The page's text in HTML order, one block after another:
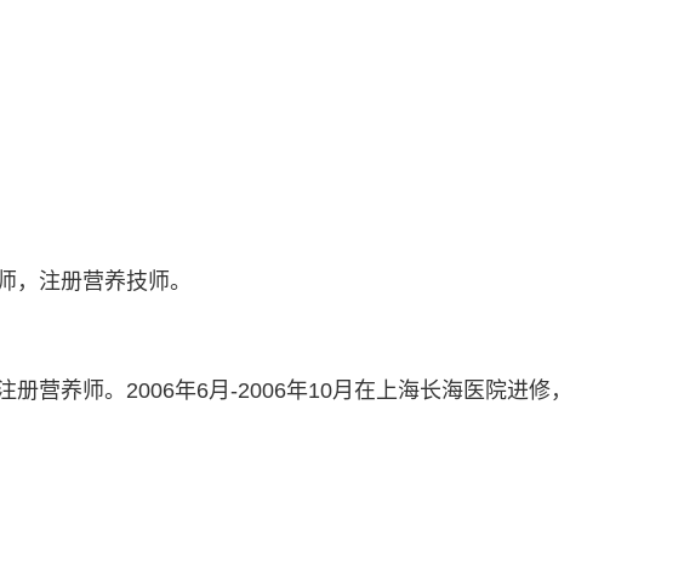
注册营养技师。
营养师。2006年6月-2006年10月在上海长海医院进修，